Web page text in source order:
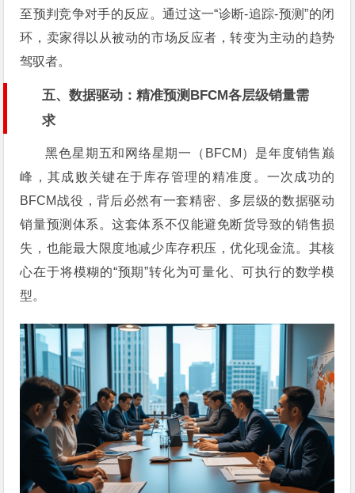
至预判竞争对手的反应。通过这一“诊断-追踪-预测”的闭
环，卖家得以从被动的市场反应者，转变为主动的趋势
驾驭者。
五、数据驱动：精准预测BFCM各层级销量需
求
黑色星期五和网络星期一（BFCM）是年度销售巅
峰，其成败关键在于库存管理的精准度。一次成功的
BFCM战役，背后必然有一套精密、多层级的数据驱动
销量预测体系。这套体系不仅能避免断货导致的销售损
失，也能最大限度地减少库存积压，优化现金流。其核
心在于将模糊的“预期”转化为可量化、可执行的数学模
型。